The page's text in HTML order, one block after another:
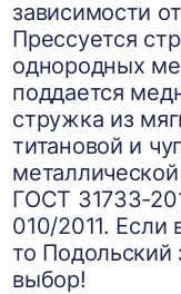
зависимости
Прессуется
однородных
поддается
стружка из
титановой и
ГОСТ 31733-
010/2011.
то Подольский
выбор!